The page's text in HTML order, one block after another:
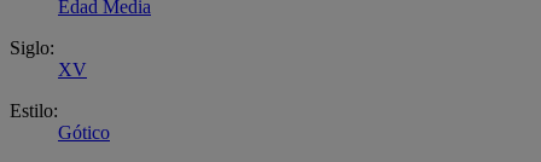
Edad Media
Siglo:
XV
Estilo:
Gótico